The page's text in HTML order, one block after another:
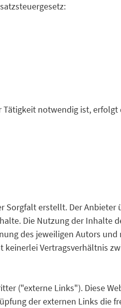
notwendig ist, erfolgt
erstellt. Der
Die Nutzung der Inhalte
des jeweiligen Autors
Vertragsverhältnis
("externe Links"). Diese
der externen Links die